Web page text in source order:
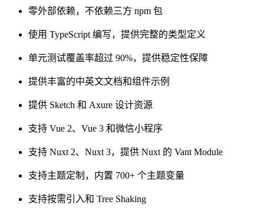
零外部依赖，不依赖三方 npm 包
使用 TypeScript 编写，提供完整的类型定义
单元测试覆盖率超过 90%，提供稳定性保障
提供丰富的中英文文档和组件示例
提供 Sketch 和 Axure 设计资源
支持 Vue 2、Vue 3 和微信小程序
支持 Nuxt 2、Nuxt 3，提供 Nuxt 的 Vant Module
支持主题定制，内置 700+ 个主题变量
支持按需引入和 Tree Shaking